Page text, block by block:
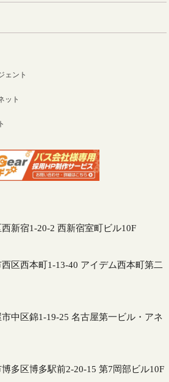
ェント
ット
新宿1-20-2 西新宿室町ビル10F
区西本町1-13-40 アイデム西本町第二
中区錦1-19-25 名古屋第一ビル・アネ
多区博多駅前2-20-15 第7岡部ビル10F